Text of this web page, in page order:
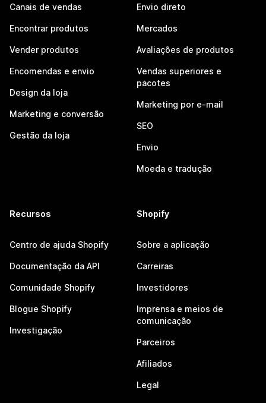
Canais de vendas
Encontrar produtos
Vender produtos
Encomendas e envio
Design da loja
Marketing e conversão
Gestão da loja
Envio direto
Mercados
Avaliações de produtos
Vendas superiores e
pacotes
Marketing por e-mail
SEO
Envio
Moeda e tradução
Recursos
Centro de ajuda Shopify
Documentação da API
Comunidade Shopify
Blogue Shopify
Investigação
Shopify
Sobre a aplicação
Carreiras
Investidores
Imprensa e meios de
comunicação
Parceiros
Afiliados
Legal